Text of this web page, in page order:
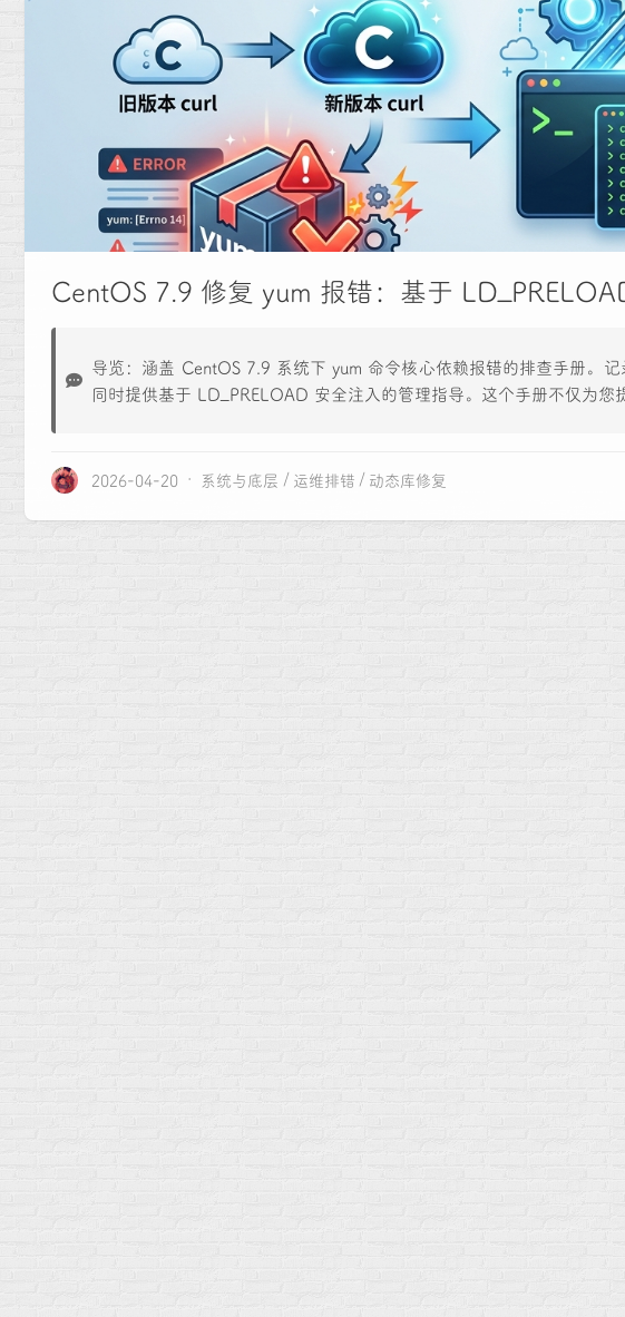
CentOS 7.9 修复 yum 报错：基于
导览：涵盖 CentOS 7.9 系统下 yum 命令核心依赖报错的排查手册。
同时提供基于 LD_PRELOAD 安全注入的管理指导。这个手册不仅为您
2026-04-20 系统与底层 运维排错 动态库修复